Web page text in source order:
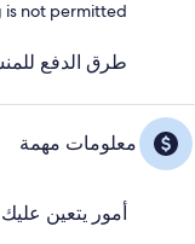
is not permitted
طرق الدفع
معلومات مهمة
أمور يتعين